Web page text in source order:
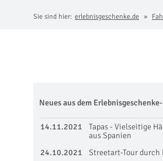
Sie sind hier: erlebnisgeschenke.de
Neues aus dem
14.11.2021
Tapas - Vielseitige
aus Spanien
24.10.2021
Streetart-Tour durch